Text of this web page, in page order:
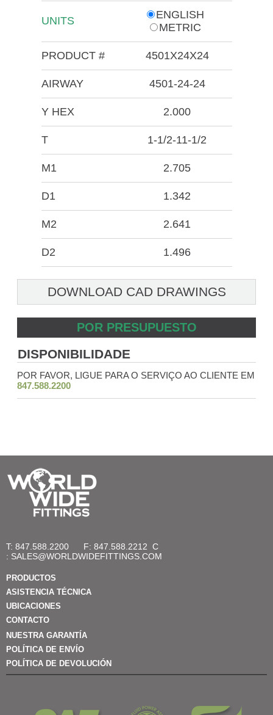
UNITS
ENGLISH
METRIC
PRODUCT # 4501X24X24
AIRWAY 4501-24-24
Y HEX 2.000
T 1-1/2-11-1/2
M1 2.705
D1 1.342
M2 2.641
D2 1.496
DOWNLOAD CAD DRAWINGS
POR PRESUPUESTO
DISPONIBILIDADE
POR FAVOR, LIGUE PARA O SERVIÇO AO CLIENTE EM
847.588.2200
T: 847.588.2200 F: 847.588.2212 C
: SALES@WORLDWIDEFITTINGS.COM
PRODUCTOS
ASISTENCIA TÉCNICA
UBICACIONES
CONTACTO
NUESTRA GARANTÍA
POLÍTICA DE ENVÍO
POLÍTICA DE DEVOLUCIÓN